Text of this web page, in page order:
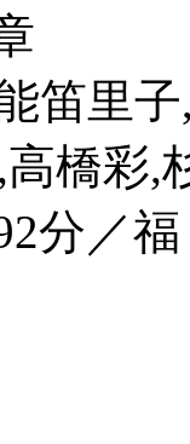
笛里
橋彩,
分／